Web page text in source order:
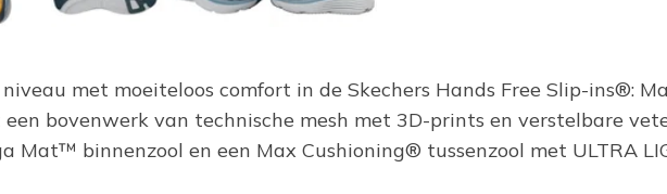
met moeiteloos comfort in de Skechers Hands Free Slip-ins®:
bovenwerk van technische mesh met 3D-prints en verstelbare
Mat™ binnenzool en een Max Cushioning® tussenzool met ULTRA